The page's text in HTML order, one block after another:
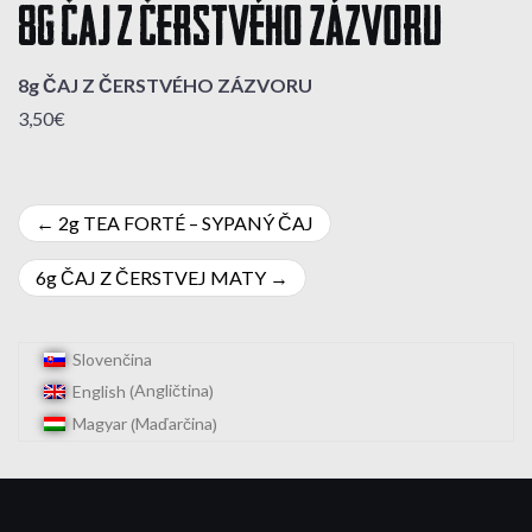
8g ČAJ Z ČERSTVÉHO ZÁZVORU
8g ČAJ Z ČERSTVÉHO ZÁZVORU
3,50€
Navigácia
v
2g TEA FORTÉ – SYPANÝ ČAJ
6g ČAJ Z ČERSTVEJ MATY
Slovenčina
English (Angličtina)
Magyar(Maďarčina)